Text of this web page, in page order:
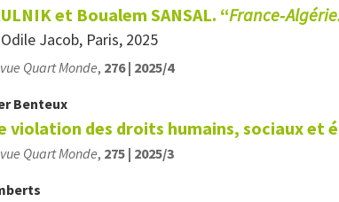
et Boualem SANSAL. “
Jacob, Paris, 2025
Quart Monde, 276 | 2025/4
Benteux
violation des droits humains, sociaux et
Quart Monde, 275 | 2025/3